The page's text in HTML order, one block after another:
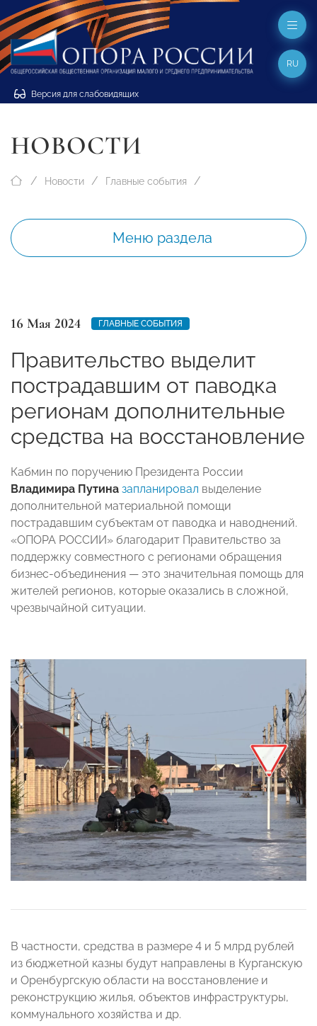
Версия для слабовидящих
RU
НОВОСТИ
Новости Главные события
Меню раздела
16 Мая 2024 ГЛАВНЫЕ СОБЫТИЯ
Правительство выделит
пострадавшим от паводка
регионам дополнительные
средства на восстановление
Кабмин по поручению Президента России
Владимира Путина запланировал выделение
дополнительной материальной помощи
пострадавшим субъектам от паводка и наводнений.
«ОПОРА РОССИИ» благодарит Правительство за
поддержку совместного с регионами обращения
бизнес-объединения — это значительная помощь для
жителей регионов, которые оказались в сложной,
чрезвычайной ситуации.
В частности, средства в размере 4 и 5 млрд рублей
из бюджетной казны будут направлены в Курганскую
и Оренбургскую области на восстановление и
реконструкцию жилья, объектов инфраструктуры,
коммунального хозяйства и др.